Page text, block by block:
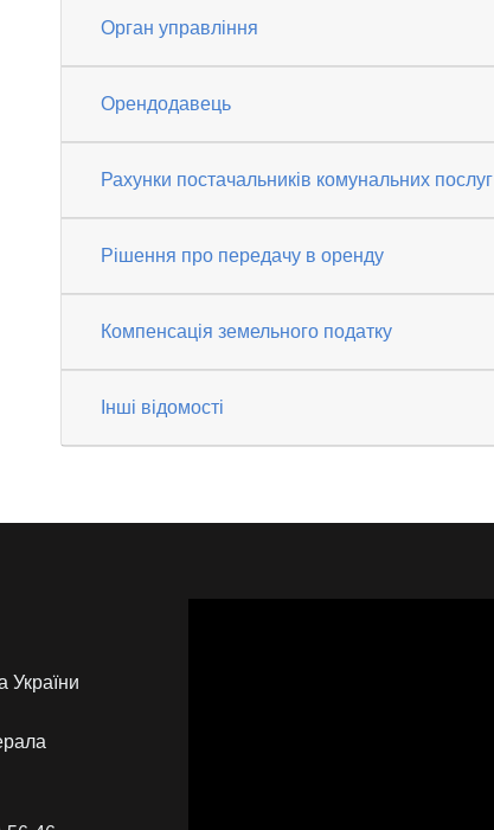
Орган управління
Орендодавець
Рахунки постачальників комунальних послуг
Рішення про передачу в оренду
Компенсація земельного податку
Інші відомості
України